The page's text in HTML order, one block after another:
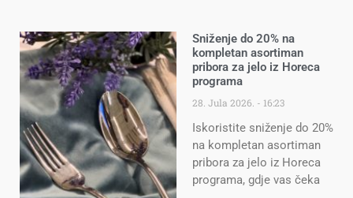
Sniženje do 20% na
kompletan asortiman
pribora za jelo iz Horeca
programa
28. Jula 2026. 16:23
Iskoristite sniženje do 20%
na kompletan asortiman
pribora za jelo iz Horeca
programa, gdje vas čeka